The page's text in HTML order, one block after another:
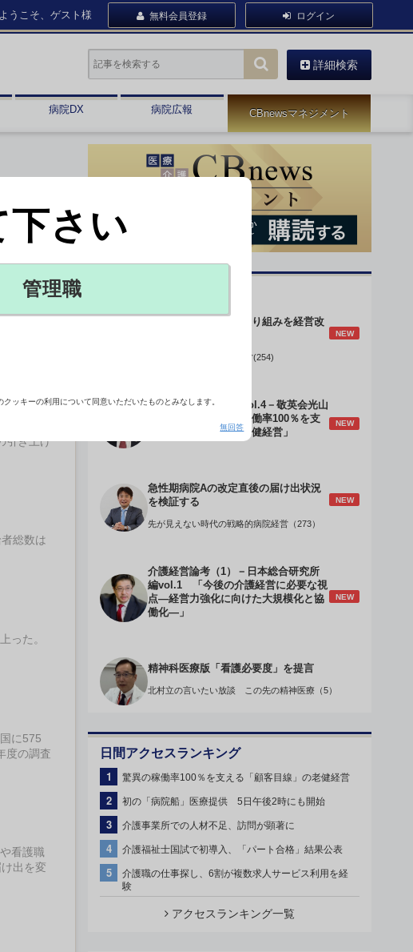
ようこそ、ゲスト様 無料会員登録 ログイン
詳細検索
病院DX 病院広報 CBnewsマネジメント
医学部
師多数
引き上げ
総数は
った。
に575
度の調査
看護職
出を変
身体的拘束最小化の取り組みを経営改
NEW
データで読み解く病院経営(254)
介護経営のデザインVol.4－敬英会光山
誠理事長 「驚異の稼働率100％を支
える『顧客目線』の老健経営」
NEW
急性期病院Aの改定直後の届け出状況
を検証する
NEW
先が見えない時代の戦略的病院経営（273）
介護経営論考（1）－日本総合研究所
編vol.1 「今後の介護経営に必要な視
点―経営力強化に向けた大規模化と協
働化―」
NEW
精神科医療版「看護必要度」を提言
北村立の言いたい放談 この先の精神医療（5）
日間アクセスランキング
1 驚異の稼働率100％を支える「顧客目線」の老健経営
2 初の「病院船」医療提供 5日午後2時にも開始
3 介護事業所での人材不足、訪問が顕著に
4 介護福祉士国試で初導入、「パート合格」結果公表
5
介護職の仕事探し、6割が複数求人サービス利用を経
験
アクセスランキング一覧
下さい
管理職
ッキーの利用について同意いただいたものとみなします。
無回答